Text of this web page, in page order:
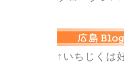
↑いちじくは